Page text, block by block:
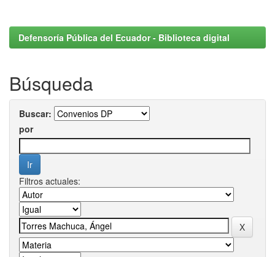
Defensoría Pública del Ecuador - Biblioteca digital
Búsqueda
Buscar:
por
Filtros actuales: